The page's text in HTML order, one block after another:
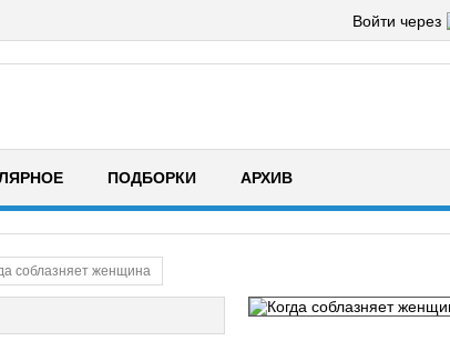
Войти через
ПОДБОРКИ АРХИВ
соблазняет женщина